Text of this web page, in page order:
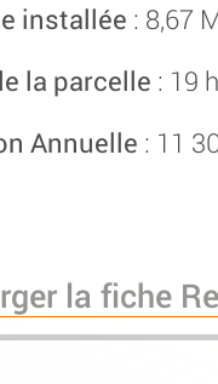
installée : 8,67
la parcelle : 19
Annuelle : 11
la fiche